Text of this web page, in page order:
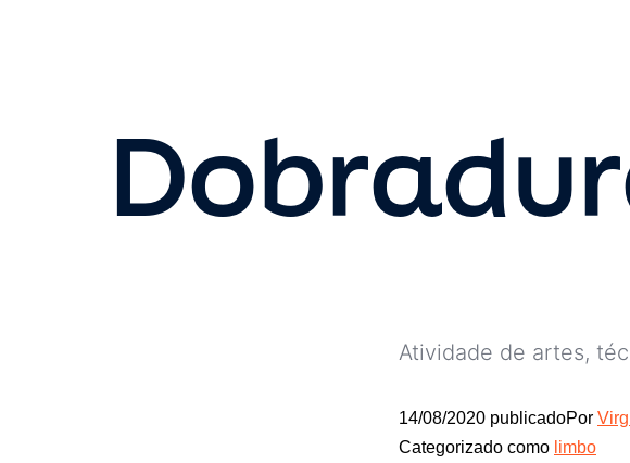
Atividade de artes,
14/08/2020 publicadoPor
Categorizado como limbo